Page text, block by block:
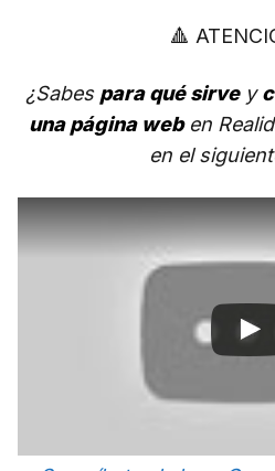
🔺
¿Sabes para qué sirvey
una página weben
en el